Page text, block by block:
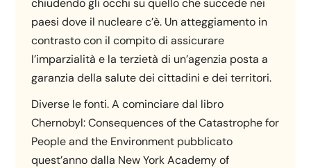
paesi dove il nucleare c’è. Un atteggiamento in
contrasto con il compito di assicurare
l’imparzialità e la terzietà di un’agenzia posta a
garanzia della salute dei cittadini e dei territori.
Diverse le fonti. A cominciare dal libro
Chernobyl: Consequences of the Catastrophe for
People and the Environment pubblicato
quest’anno dalla New York Academy of